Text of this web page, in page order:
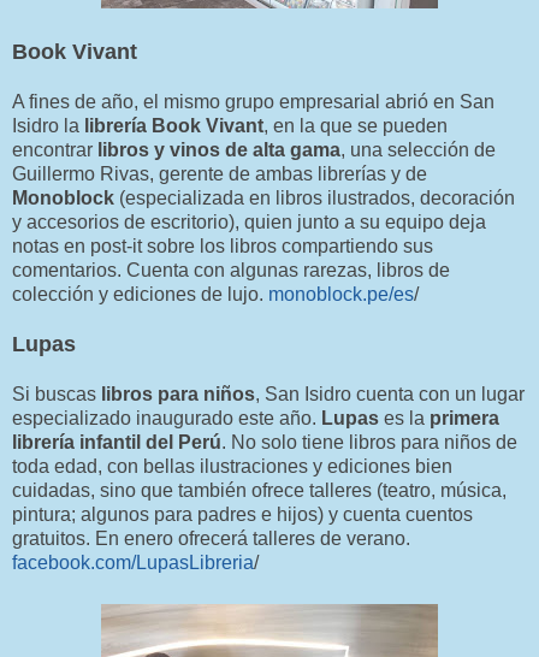
Book Vivant
A fines de año, el mismo grupo empresarial abrió en San
Isidro la librería Book Vivant, en la que se pueden
encontrar libros y vinos de alta gama, una selección de
Guillermo Rivas, gerente de ambas librerías y de
Monoblock (especializada en libros ilustrados, decoración
y accesorios de escritorio), quien junto a su equipo deja
notas en post-it sobre los libros compartiendo sus
comentarios. Cuenta con algunas rarezas, libros de
colección y ediciones de lujo. monoblock.pe/es/
Lupas
Si buscas libros para niños, San Isidro cuenta con un lugar
especializado inaugurado este año. Lupas es la primera
librería infantil del Perú. No solo tiene libros para niños de
toda edad, con bellas ilustraciones y ediciones bien
cuidadas, sino que también ofrece talleres (teatro, música,
pintura; algunos para padres e hijos) y cuenta cuentos
gratuitos. En enero ofrecerá talleres de verano.
facebook.com/LupasLibreria/